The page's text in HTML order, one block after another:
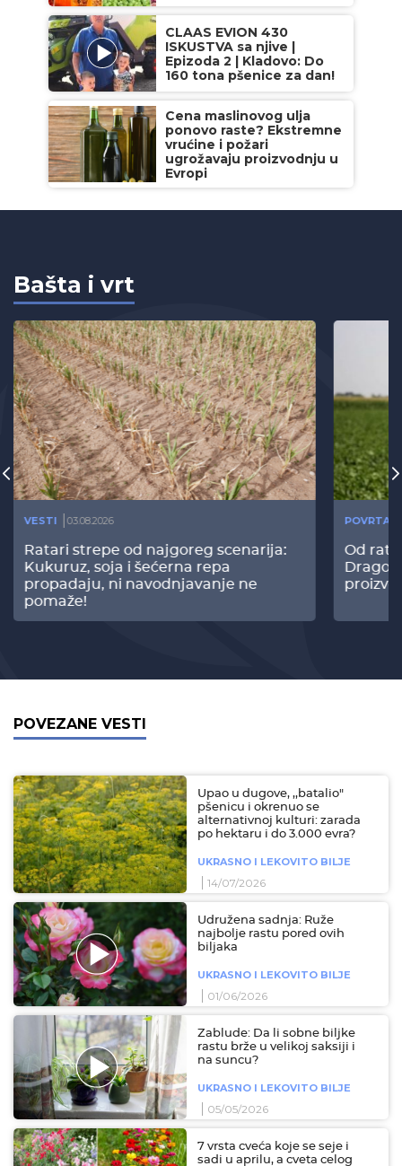
CLAAS EVION 430
ISKUSTVA sa njive |
Epizoda 2 | Kladovo: Do
160 tona pšenice za dan!
Cena maslinovog ulja
ponovo raste? Ekstremne
vrućine i požari
ugrožavaju proizvodnju u
Evropi
Bašta i vrt
VESTI 03.08.2026
Ratari strepe od najgoreg scenarija:
Kukuruz, soja i šećerna repa
propadaju, ni navodnjavanje ne
pomaže!
Od
POVEZANE VESTI
Upao u dugove, ,,batalio"
pšenicu i okrenuo se
alternativnoj kulturi: zarada
po hektaru i do 3.000 evra?
UKRASNO I LEKOVITO BILJE
14/07/2026
Udružena sadnja: Ruže
najbolje rastu pored ovih
biljaka
UKRASNO I LEKOVITO BILJE
01/06/2026
Zablude: Da li sobne biljke
rastu brže u velikoj saksiji i
na suncu?
UKRASNO I LEKOVITO BILJE
05/05/2026
7 vrsta cveća koje se seje i
sadi u aprilu, a cveta celog